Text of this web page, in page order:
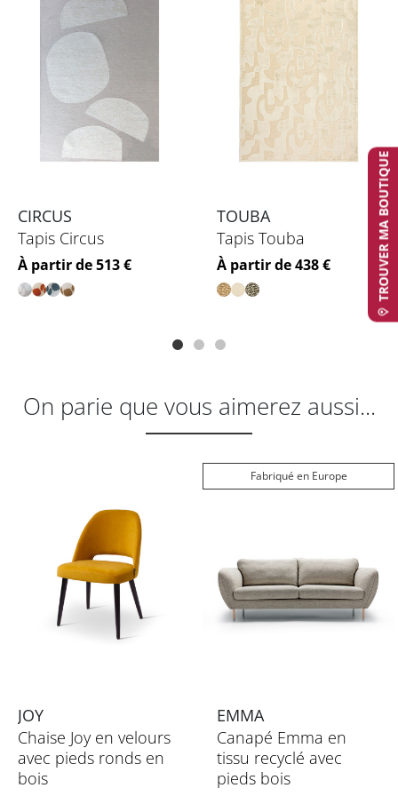
CIRCUS
Tapis Circus
Prix
À partir de 513 €
TOUBA
Tapis Touba
Prix
À partir de 438 €
On parie que vous aimerez aussi...
JOY
Chaise Joy en velours
avec pieds ronds en
bois
Fabriqué en Europe
EMMA
Canapé Emma en
tissu recyclé avec
pieds bois
TROUVER MA BOUTIQUE